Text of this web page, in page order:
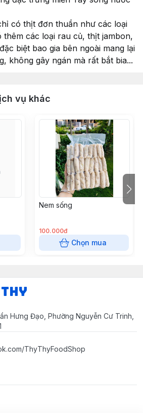
có thịt đơn thuần như các loại
các loại rau củ, thịt jambon,
biệt bao gia bên ngoài mang lại
không gây ngán mà rất bắt bia...
vụ khác
Nem sống
100.000đ
Chọn mua
Hưng Đạo, Phường Nguyễn Cư Trinh,
ThyThyFoodShop